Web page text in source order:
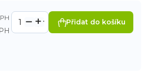
Přidat do košíku